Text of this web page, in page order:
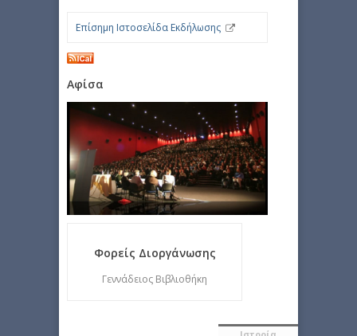
Επίσημη Ιστοσελίδα Εκδήλωσης
Αφίσα
Φορείς Διοργάνωσης
Γεννάδειος Βιβλιοθήκη